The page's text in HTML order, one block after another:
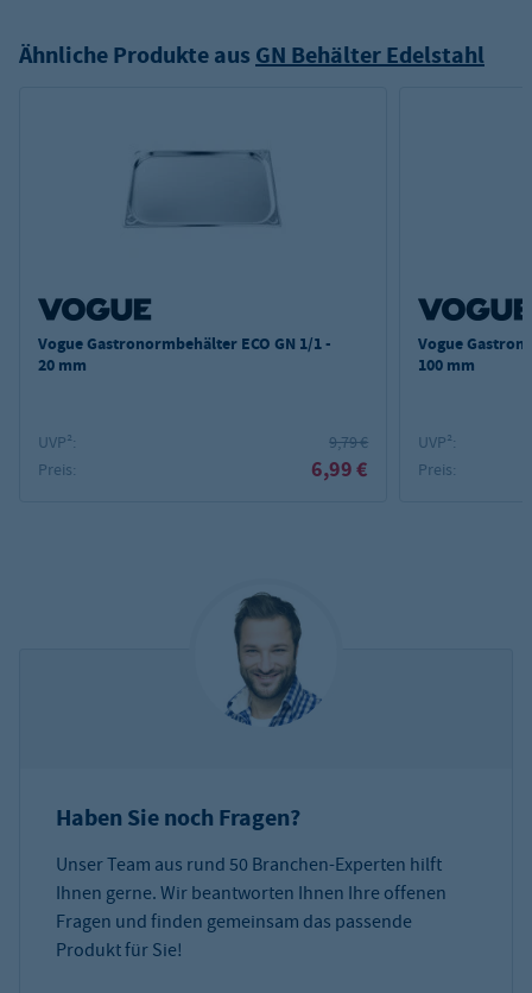
Ähnliche Produkte aus GN Behälter Edelstahl
Vogue Gastronormbehälter ECO GN 1/1 -
20 mm
UVP²:
9,79 €
Preis:
6,99 €
Vogue
100 mm
UVP²:
Preis:
Haben Sie noch Fragen?
Unser Team aus rund 50 Branchen-Experten hilft
Ihnen gerne. Wir beantworten Ihnen Ihre offenen
Fragen und finden gemeinsam das passende
Produkt für Sie!